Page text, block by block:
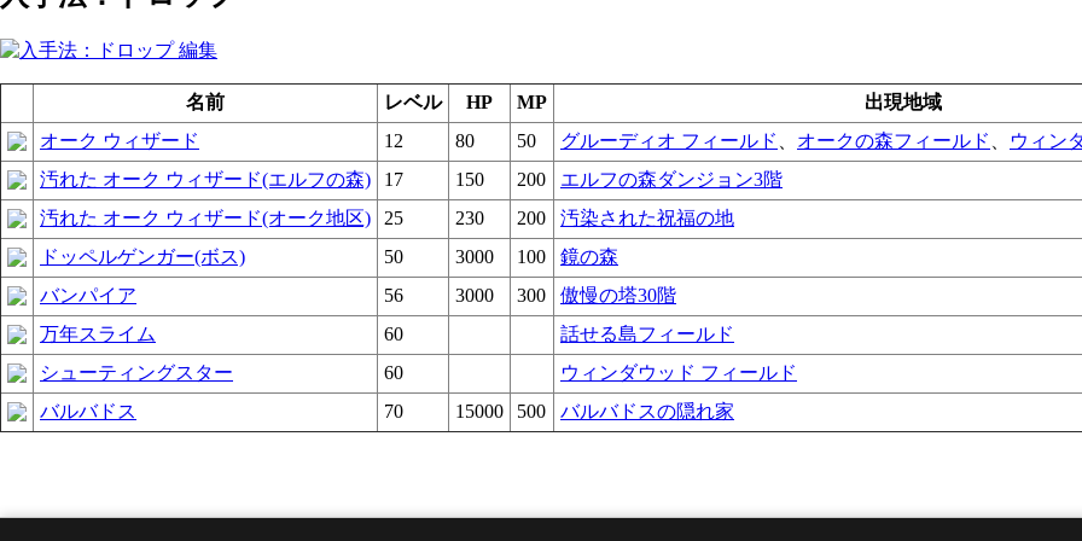
名前 レベル HP MP
出現地域
オーク ウィザード
12 80 50 グルーディオ フィールド オークの森フィールド
ウィン
汚れた オーク ウィザード(エルフの森)
17 150 200
エルフの森ダンジョン3階
汚れた オーク ウィザード(オーク地区)
25 230 200
汚染された祝福の地
ドッペルゲンガー(ボス)
50 3000 100
鏡の森
バンパイア
56 3000 300
傲慢の塔30階
万年スライム
60
話せる島フィールド
シューティングスター
60
ウィンダウッド フィールド
バルバドス
70 15000 500 バルバドスの隠れ家